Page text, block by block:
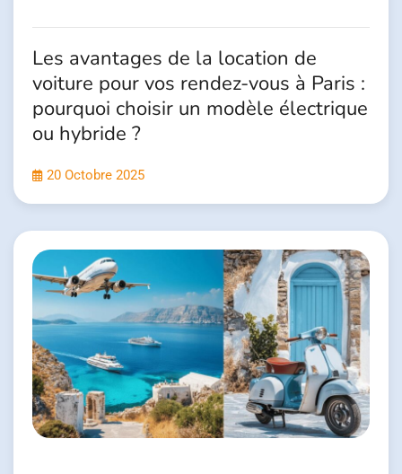
Les avantages de la location de
voiture pour vos rendez-vous à Paris :
pourquoi choisir un modèle électrique
ou hybride ?
20 Octobre 2025